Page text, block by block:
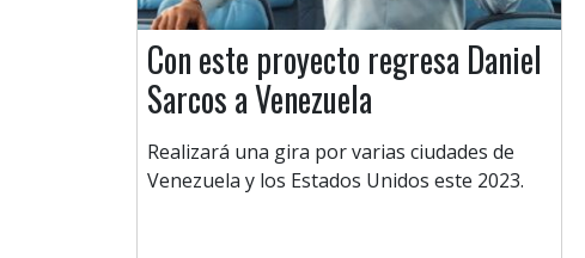
Con este proyecto regresa Daniel
Sarcos a Venezuela
Realizará una gira por varias ciudades de
Venezuela y los Estados Unidos este 2023.